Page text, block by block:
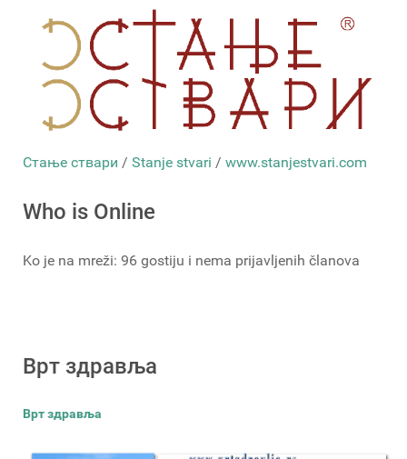
Стање ствари / Stanje stvari / www.stanjestvari.com
Who is Online
Ko je na mreži: 96 gostiju i nema prijavljenih članova
Врт здравља
Врт здравља